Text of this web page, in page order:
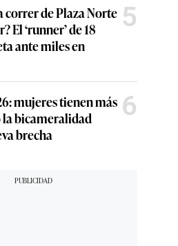
correr de Plaza Norte
El ‘runner’ de 18
ante miles en
5
mujeres tienen más
la bicameralidad
brecha
6